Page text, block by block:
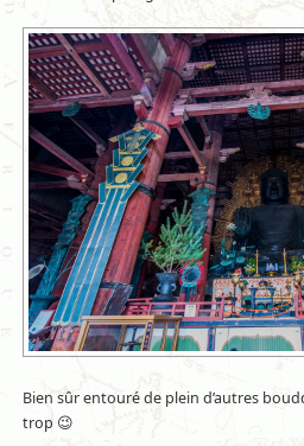
Bien sûr entouré de plein d’autres
trop 😉